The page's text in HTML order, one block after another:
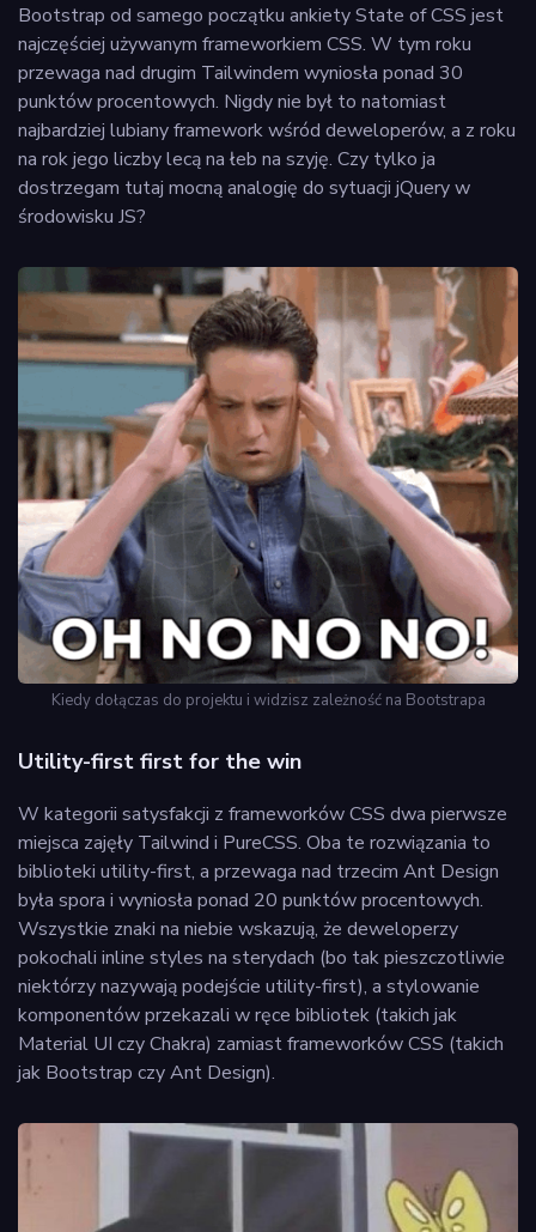
Bootstrap od samego początku ankiety State of CSS jest
najczęściej używanym frameworkiem CSS. W tym roku
przewaga nad drugim Tailwindem wyniosła ponad 30
punktów procentowych. Nigdy nie był to natomiast
najbardziej lubiany framework wśród deweloperów, a z roku
na rok jego liczby lecą na łeb na szyję. Czy tylko ja
dostrzegam tutaj mocną analogię do sytuacji jQuery w
środowisku JS?
Kiedy dołączas do projektu i widzisz zależność na Bootstrapa
Utility-first first for the win
W kategorii satysfakcji z frameworków CSS dwa pierwsze
miejsca zajęły Tailwind i PureCSS. Oba te rozwiązania to
biblioteki utility-first, a przewaga nad trzecim Ant Design
była spora i wyniosła ponad 20 punktów procentowych.
Wszystkie znaki na niebie wskazują, że deweloperzy
pokochali inline styles na sterydach (bo tak pieszczotliwie
niektórzy nazywają podejście utility-first), a stylowanie
komponentów przekazali w ręce bibliotek (takich jak
Material UI czy Chakra) zamiast frameworków CSS (takich
jak Bootstrap czy Ant Design).